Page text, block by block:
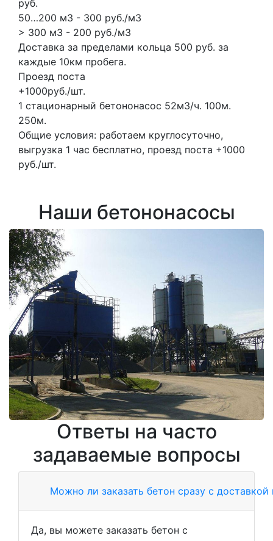
руб.
50…200 м3 - 300 руб./м3
> 300 м3 - 200 руб./м3
Доставка за пределами кольца 500 руб. за
каждые 10км пробега.
Проезд поста
+1000руб./шт.
1 стационарный бетононасос 52м3/ч. 100м.
250м.
Общие условия: работаем круглосуточно,
выгрузка 1 час бесплатно, проезд поста +1000
руб./шт.
Наши бетононасосы
Ответы на часто
задаваемые вопросы
Можно ли заказать бетон сразу с доставкой
Да, вы можете заказать бетон с